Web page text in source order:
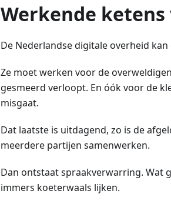
Werkende
De Nederlandse digitale overheid
Ze moet werken voor de
gesmeerd verloopt. En óók voor de
misgaat.
Dat laatste is uitdagend, zo is de
meerdere partijen samenwerken.
Dan ontstaat spraakverwarring. Wat
immers koeterwaals lijken.